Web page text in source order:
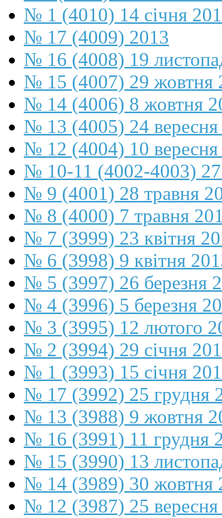
№ 1 (4010) 14 січня
№ 17 (4009) 2013
№ 16 (4008) 19
№ 15 (4007) 29 жовтня
№ 14 (4006) 8 жовтня
№ 13 (4005) 24
№ 12 (4004) 10
№ 10-11 (4002-4003)
№ 9 (4001) 28 травня
№ 8 (4000) 7 травня
№ 7 (3999) 23 квітня
№ 6 (3998) 9 квітня
№ 5 (3997) 26 березня
№ 4 (3996) 5 березня
№ 3 (3995) 12 лютого
№ 2 (3994) 29 січня
№ 1 (3993) 15 січня
№ 17 (3992) 25 грудня
№ 13 (3988) 9 жовтня
№ 16 (3991) 11 грудня
№ 15 (3990) 13
№ 14 (3989) 30 жовтня
№ 12 (3987) 25